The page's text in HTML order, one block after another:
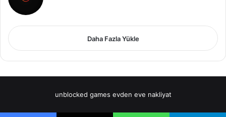
Daha Fazla Yükle
unblocked games evden eve nakliyat